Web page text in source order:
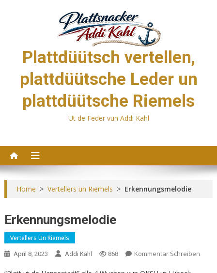
Plattdüütsch vertellen,
plattdüütsche Leder un
plattdüütsche Riemels
Ut de Feder vun Addi Kahl
Home > Vertellers un Riemels > Erkennungsmelodie
Erkennungsmelodie
Vertellers Un Riemels
April 8, 2023 Addi Kahl 868 Kommentar Schreiben